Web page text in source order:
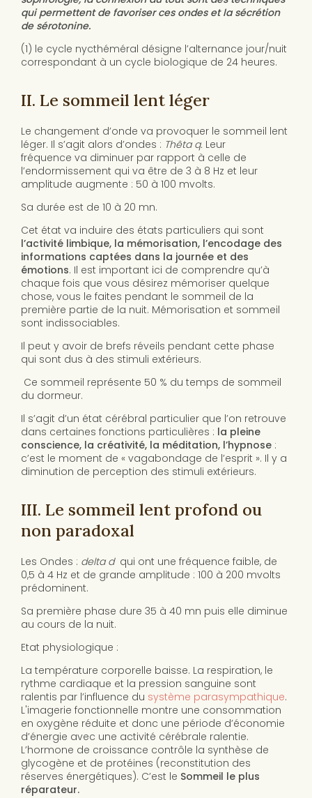
qui permettent de favoriser ces ondes et la sécrétion
de sérotonine.
(1) le cycle nycthéméral désigne l’alternance jour/nuit
correspondant à un cycle biologique de 24 heures.
II. Le sommeil lent léger
Le changement d’onde va provoquer le sommeil lent
léger. Il s’agit alors d’ondes : Thêta q. Leur
fréquence va diminuer par rapport à celle de
l’endormissement qui va être de 3 à 8 Hz et leur
amplitude augmente : 50 à 100 mvolts.
Sa durée est de 10 à 20 mn.
Cet état va induire des états particuliers qui sont
l’activité limbique, la mémorisation, l’encodage des
informations captées dans la journée et des
émotions. Il est important ici de comprendre qu’à
chaque fois que vous désirez mémoriser quelque
chose, vous le faites pendant le sommeil de la
première partie de la nuit. Mémorisation et sommeil
sont indissociables.
Il peut y avoir de brefs réveils pendant cette phase
qui sont dus à des stimuli extérieurs.
Ce sommeil représente 50 % du temps de sommeil
du dormeur.
Il s’agit d’un état cérébral particulier que l’on retrouve
dans certaines fonctions particulières : la pleine
conscience, la créativité, la méditation, l’hypnose :
c’est le moment de « vagabondage de l’esprit ». Il y a
diminution de perception des stimuli extérieurs.
III. Le sommeil lent profond ou
non paradoxal
Les Ondes : delta d qui ont une fréquence faible, de
0,5 à 4 Hz et de grande amplitude : 100 à 200 mvolts
prédominent.
Sa première phase dure 35 à 40 mn puis elle diminue
au cours de la nuit.
Etat physiologique :
La température corporelle baisse. La respiration, le
rythme cardiaque et la pression sanguine sont
ralentis par l’influence du système parasympathique.
L'imagerie fonctionnelle montre une consommation
en oxygène réduite et donc une période d’économie
d’énergie avec une activité cérébrale ralentie.
L’hormone de croissance contrôle la synthèse de
glycogène et de protéines (reconstitution des
réserves énergétiques). C’est le Sommeil le plus
réparateur.